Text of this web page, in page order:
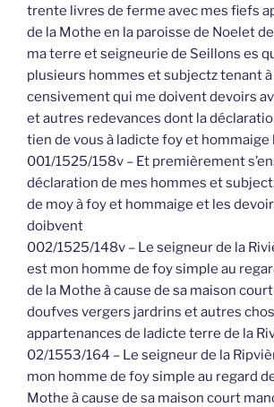
trente livres de ferme avec mes fiefs
de la Mothe en la paroisse de Noelet
ma terre et seigneurie de Seillons es
plusieurs hommes et subjectz tenant
censivement qui me doivent devoirs
et autres redevances dont la
tien de vous à ladicte foy et hommaige
001/1525/158v – Et premièrement
déclaration de mes hommes et
de moy à foy et hommaige et les
doibvent
002/1525/148v – Le seigneur de la
est mon homme de foy simple au
de la Mothe à cause de sa maison
doufves vergers jardrins et autres
appartenances de ladicte terre de la
02/1553/164 – Le seigneur de la
mon homme de foy simple au regard
Mothe à cause de sa maison court